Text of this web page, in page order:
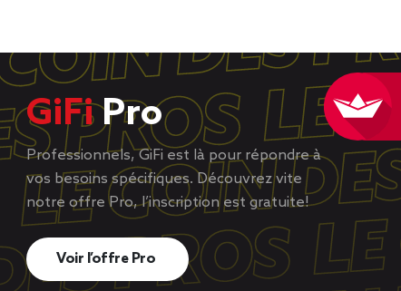
GiFiPro
Professionnels, GiFi est là pour répondre à
vos besoins spécifiques. Découvrez vite
notre offre Pro, l’inscription est gratuite!
Voir l’offre Pro